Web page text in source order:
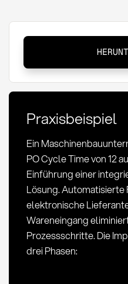
Time:
Definition,
und
KPIs
im
Einkauf
Praxisbeispiel
Ein
PO Cycle Time von 12
Einführung einer
Lösung.
elektronische
Wareneingang
Prozessschritte. Die
drei Phasen: